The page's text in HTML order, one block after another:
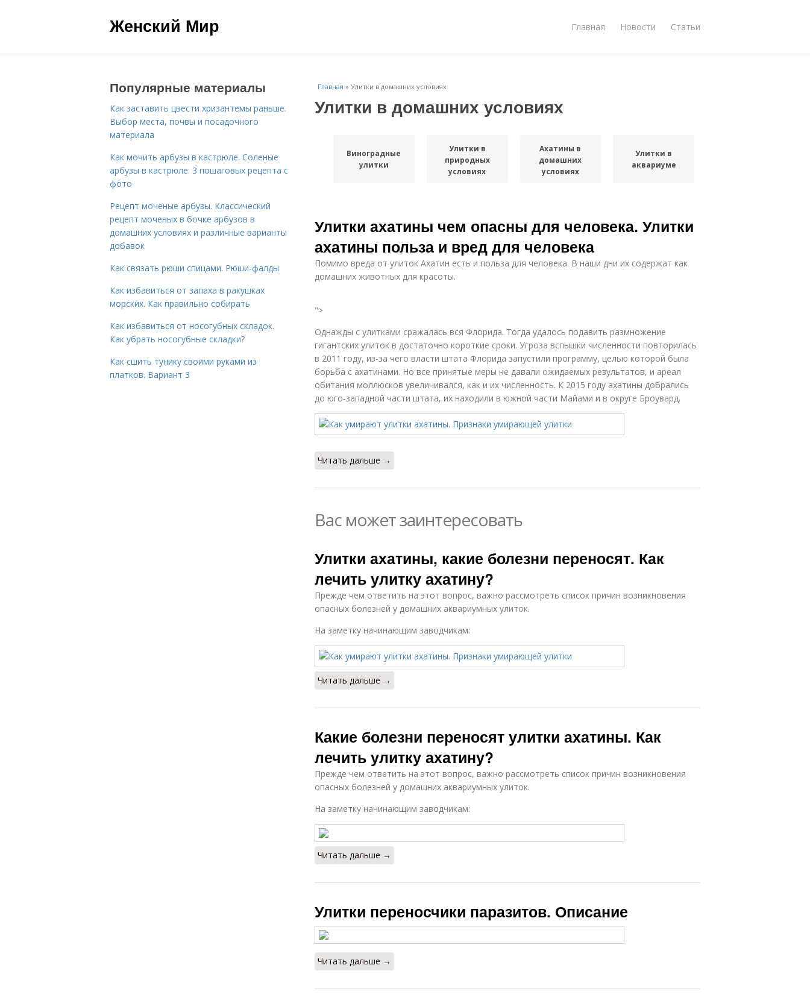
Женский Мир Главная Новости Статьи
Главная » Улитки в домашних условиях
Улитки в домашних условиях
Виноградные
улитки
Улитки в
природных
условиях
Ахатины в
домашних
условиях
Улитки в
аквариуме
Улитки ахатины чем опасны для человека. Улитки
ахатины польза и вред для человека
Помимо вреда от улиток Ахатин есть и польза для человека. В наши дни их содержат как
домашних животных для красоты.
">
Однажды с улитками сражалась вся Флорида. Тогда удалось подавить размножение
гигантских улиток в достаточно короткие сроки. Угроза вспышки численности повторилась
в 2011 году, из-за чего власти штата Флорида запустили программу, целью которой была
борьба с ахатинами. Но все принятые меры не давали ожидаемых результатов, и ареал
обитания моллюсков увеличивался, как и их численность. К 2015 году ахатины добрались
до юго-западной части штата, их находили в южной части Майами и в округе Броувард.
Читать дальше →
Вас может заинтересовать
Улитки ахатины, какие болезни переносят. Как
лечить улитку ахатину?
Прежде чем ответить на этот вопрос, важно рассмотреть список причин возникновения
опасных болезней у домашних аквариумных улиток.
На заметку начинающим заводчикам:
Читать дальше →
Какие болезни переносят улитки ахатины. Как
лечить улитку ахатину?
Прежде чем ответить на этот вопрос, важно рассмотреть список причин возникновения
опасных болезней у домашних аквариумных улиток.
На заметку начинающим заводчикам:
Читать дальше →
Улитки переносчики паразитов. Описание
Читать дальше →
Популярные материалы
Как заставить цвести хризантемы раньше.
Выбор места, почвы и посадочного
материала
Как мочить арбузы в кастрюле. Соленые
арбузы в кастрюле: 3 пошаговых рецепта с
фото
Рецепт моченые арбузы. Классический
рецепт моченых в бочке арбузов в
домашних условиях и различные варианты
добавок
Как связать рюши спицами. Рюши-фалды
Как избавиться от запаха в ракушках
морских. Как правильно собирать
Как избавиться от носогубных складок.
Как убрать носогубные складки?
Как сшить тунику своими руками из
платков. Вариант 3